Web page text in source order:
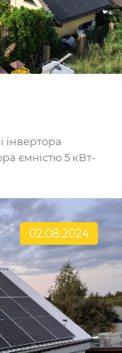
інвертора
ємністю 5 кВт-
02.08.2024